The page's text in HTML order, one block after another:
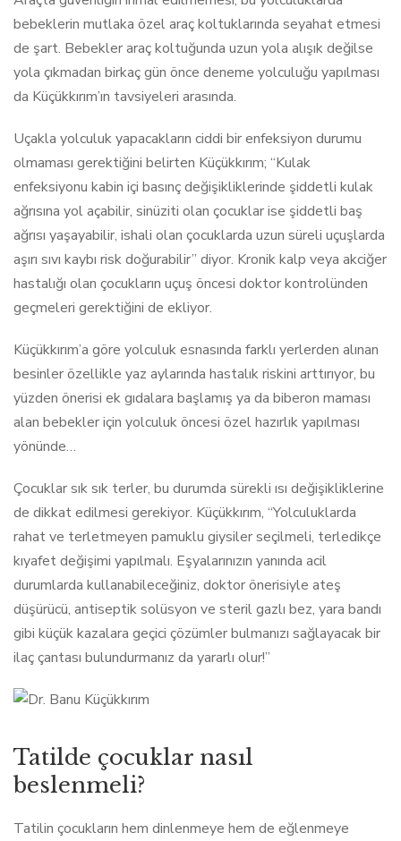
bebeklerin mutlaka özel araç koltuklarında seyahat etmesi
de şart. Bebekler araç koltuğunda uzun yola alışık değilse
yola çıkmadan birkaç gün önce deneme yolculuğu yapılması
da Küçükkırım’ın tavsiyeleri arasında.
Uçakla yolculuk yapacakların ciddi bir enfeksiyon durumu
olmaması gerektiğini belirten Küçükkırım; “Kulak
enfeksiyonu kabin içi basınç değişikliklerinde şiddetli kulak
ağrısına yol açabilir, sinüziti olan çocuklar ise şiddetli baş
ağrısı yaşayabilir, ishali olan çocuklarda uzun süreli uçuşlarda
aşırı sıvı kaybı risk doğurabilir” diyor. Kronik kalp veya akciğer
hastalığı olan çocukların uçuş öncesi doktor kontrolünden
geçmeleri gerektiğini de ekliyor.
Küçükkırım’a göre yolculuk esnasında farklı yerlerden alınan
besinler özellikle yaz aylarında hastalık riskini arttırıyor, bu
yüzden önerisi ek gıdalara başlamış ya da biberon maması
alan bebekler için yolculuk öncesi özel hazırlık yapılması
yönünde…
Çocuklar sık sık terler, bu durumda sürekli ısı değişikliklerine
de dikkat edilmesi gerekiyor. Küçükkırım, “Yolculuklarda
rahat ve terletmeyen pamuklu giysiler seçilmeli, terledikçe
kıyafet değişimi yapılmalı. Eşyalarınızın yanında acil
durumlarda kullanabileceğiniz, doktor önerisiyle ateş
düşürücü, antiseptik solüsyon ve steril gazlı bez, yara bandı
gibi küçük kazalara geçici çözümler bulmanızı sağlayacak bir
ilaç çantası bulundurmanız da yararlı olur!”
Tatilde çocuklar nasıl
beslenmeli?
Tatilin çocukların hem dinlenmeye hem de eğlenmeye